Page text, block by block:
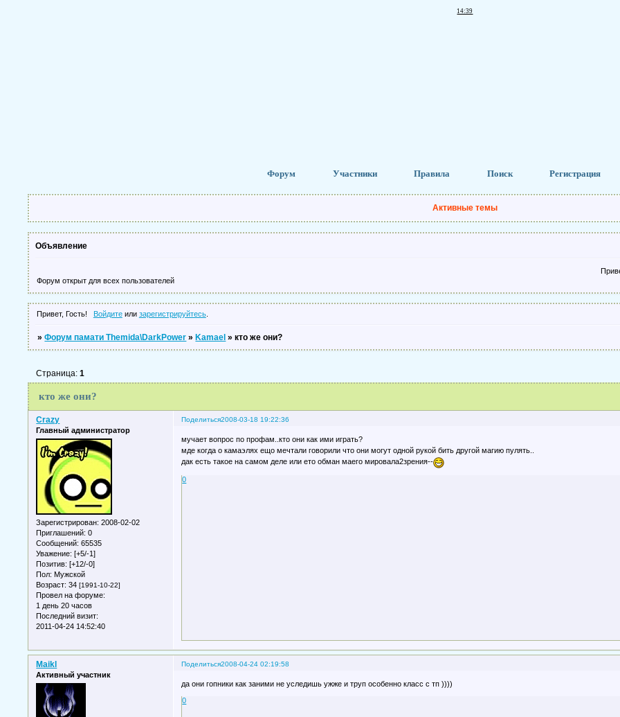
14:39
Форум Участники Правила Поиск Регистрация
Активные темы
Объявление
Форум открыт для всех пользователей
Привет, Гость! Войдитеили зарегистрируйтесь.
»Форум памати Themida\DarkPower » Kamael »кто же они?
кто же они?
Страница:1
Поделиться2008-03-18 19:22:36
Crazy
Главный администратор
Зарегистрирован: 2008-02-02
Приглашений: 0
Сообщений: 65535
Уважение: [+5/-1]
Позитив: [+12/-0]
Пол: Мужской
Возраст: 34[1991-10-22]
Провел на форуме:
1 день 20 часов
Последний визит:
2011-04-24 14:52:40
мучает вопрос по профам..кто они как ими играть?
мде когда о камаэлях ещо мечтали говорили что они могут одной рукой бить другой магию пулять..
дак есть такое на самом деле или ето обман маего мировала2зрения--
0
Поделиться2008-04-24 02:19:58
Maikl
Активный участник
да они гопники как заними не уследишь ужже и труп особенно класс с тп ))))
0